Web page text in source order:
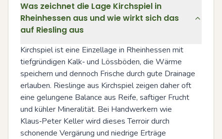
Was zeichnet die Lage Kirchspiel in
Rheinhessen aus und wie wirkt sich das
auf Riesling aus
Kirchspiel ist eine Einzellage in Rheinhessen mit
tiefgründigen Kalk‑ und Lössböden, die Wärme
speichern und dennoch Frische durch gute Drainage
erlauben. Rieslinge aus Kirchspiel zeigen daher oft
eine gelungene Balance aus Reife, saftiger Frucht
und kühler Mineralität. Bei Handwerkern wie
Klaus‑Peter Keller wird dieses Terroir durch
schonende Vergärung und niedrige Erträge